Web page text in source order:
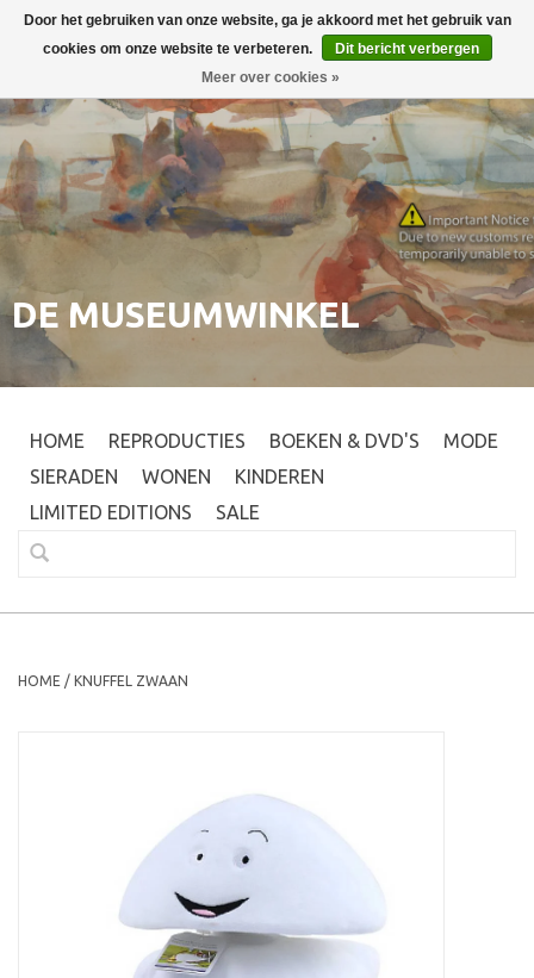
Inloggen 0
DE MUSEUMWINKEL
HOME REPRODUCTIES BOEKEN & DVD'S
MODE
SIERADEN
WONEN
KINDEREN
LIMITED EDITIONS
SALE
HOME / KNUFFEL ZWAAN
Door het gebruiken van onze website, ga je akkoord met het gebruik van
cookies om onze website te verbeteren.
Dit bericht verbergen
Meer over cookies »